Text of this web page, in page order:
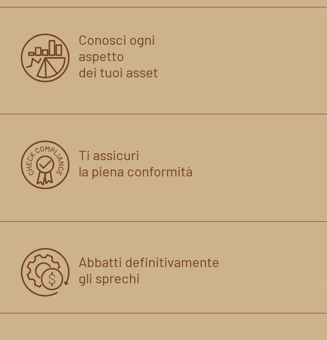
Conosci ogni
aspetto
dei tuoi asset
Ti assicuri
la piena conformità
Abbatti definitivamente
gli sprechi